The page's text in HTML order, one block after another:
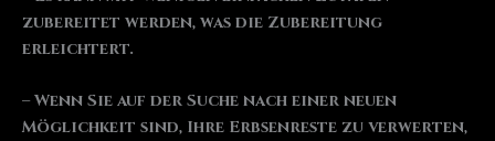
zubereitet werden, was die Zubereitung
erleichtert.
– Wenn Sie auf der Suche nach einer neuen
Möglichkeit sind, Ihre Erbsenreste zu verwerten,